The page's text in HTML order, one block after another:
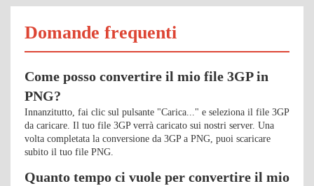
Domande frequenti
Come posso convertire il mio file 3GP in
PNG?
Innanzitutto, fai clic sul pulsante "Carica..." e seleziona il file 3GP
da caricare. Il tuo file 3GP verrà caricato sui nostri server. Una
volta completata la conversione da 3GP a PNG, puoi scaricare
subito il tuo file PNG.
Quanto tempo ci vuole per convertire il mio